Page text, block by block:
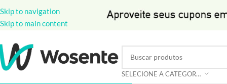
Skip to navigation
Skip to main content
SELECIONE A CATEGORIA